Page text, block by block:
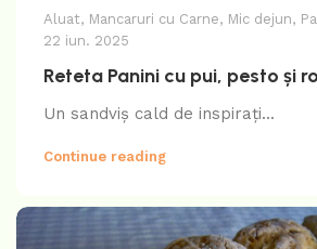
Aluat, Mancaruri cu Carne, Mic dejun,
22 iun. 2025
Reteta Panini cu pui, pesto și
Un sandviș cald de inspirați...
Continue reading